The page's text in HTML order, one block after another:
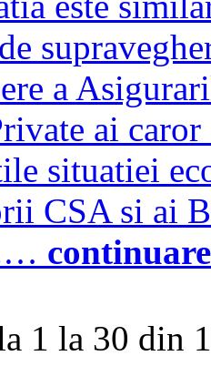
a
ai
situatiei
CSA si ai
continuare
1 la 30 din